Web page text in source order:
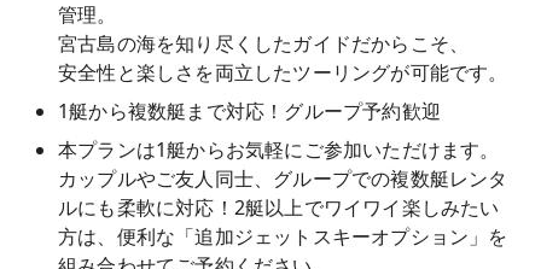
管理。
宮古島の海を知り尽くしたガイドだからこそ、
安全性と楽しさを両立したツーリングが可能です。
1艇から複数艇まで対応！グループ予約歓迎
本プランは1艇からお気軽にご参加いただけます。
カップルやご友人同士、グループでの複数艇レンタ
ルにも柔軟に対応！2艇以上でワイワイ楽しみたい
方は、便利な「追加ジェットスキーオプション」を